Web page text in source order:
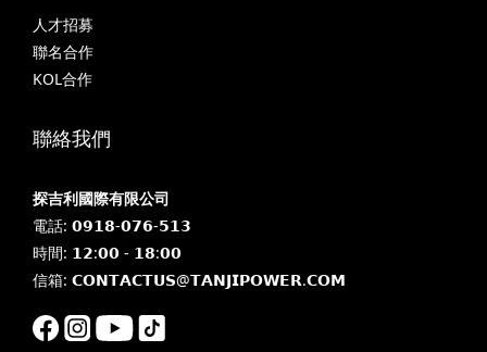
人才招募
聯名合作
KOL合作
聯絡我們
探吉利國際有限公司
電話: 𝟬𝟵𝟭𝟴-𝟬𝟳𝟲-𝟱𝟭𝟯
時間: 𝟭𝟮:𝟬𝟬 - 𝟭𝟴:𝟬𝟬
信箱: 𝗖𝗢𝗡𝗧𝗔𝗖𝗧𝗨𝗦@𝗧𝗔𝗡𝗝𝗜𝗣𝗢𝗪𝗘𝗥.𝗖𝗢𝗠